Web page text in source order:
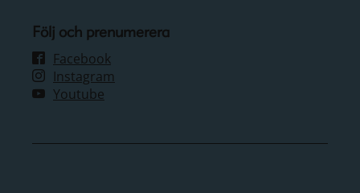
Följ och prenumerera
Facebook
Instagram
Youtube